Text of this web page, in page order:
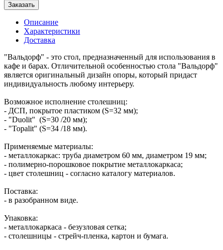
Заказать
Описание
Характеристики
Доставка
"Вальдорф" - это стол, предназначенный для использования в
кафе и барах. Отличительной особенностью стола "Вальдорф"
является оригинальный дизайн опоры, который придаст
индивидуальность любому интерьеру.
Возможное исполнение столешниц:
- ДСП, покрытое пластиком (S=32 мм);
- "Duolit" (S=30 /20 мм);
- "Topalit" (S=34 /18 мм).
Применяемые материалы:
- металлокаркас: труба диаметром 60 мм, диаметром 19 мм;
- полимерно-порошковое покрытие металлокаркаса;
- цвет столешниц - согласно каталогу материалов.
Поставка:
- в разобранном виде.
Упаковка:
- металлокаркаса - безузловая сетка;
- столешницы - стрейч-пленка, картон и бумага.